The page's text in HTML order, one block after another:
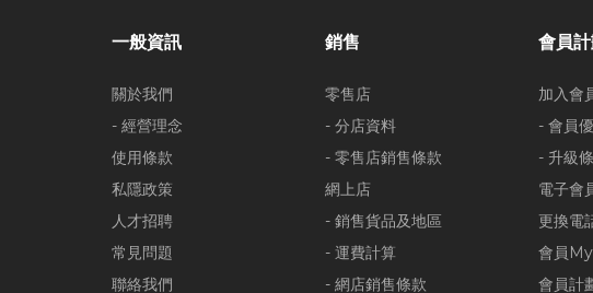
一般資訊
關於我們
- 經營理念
使用條款
私隱政策
人才招聘
常見問題
聯絡我們
銷售
零售店
- 分店資料
- 零售店銷售條款
網上店
- 銷售貨品及地區
- 運費計算
- 網店銷售條款
會員計
加入會
- 會員
- 升級
電子會
更換電
會員
會員計